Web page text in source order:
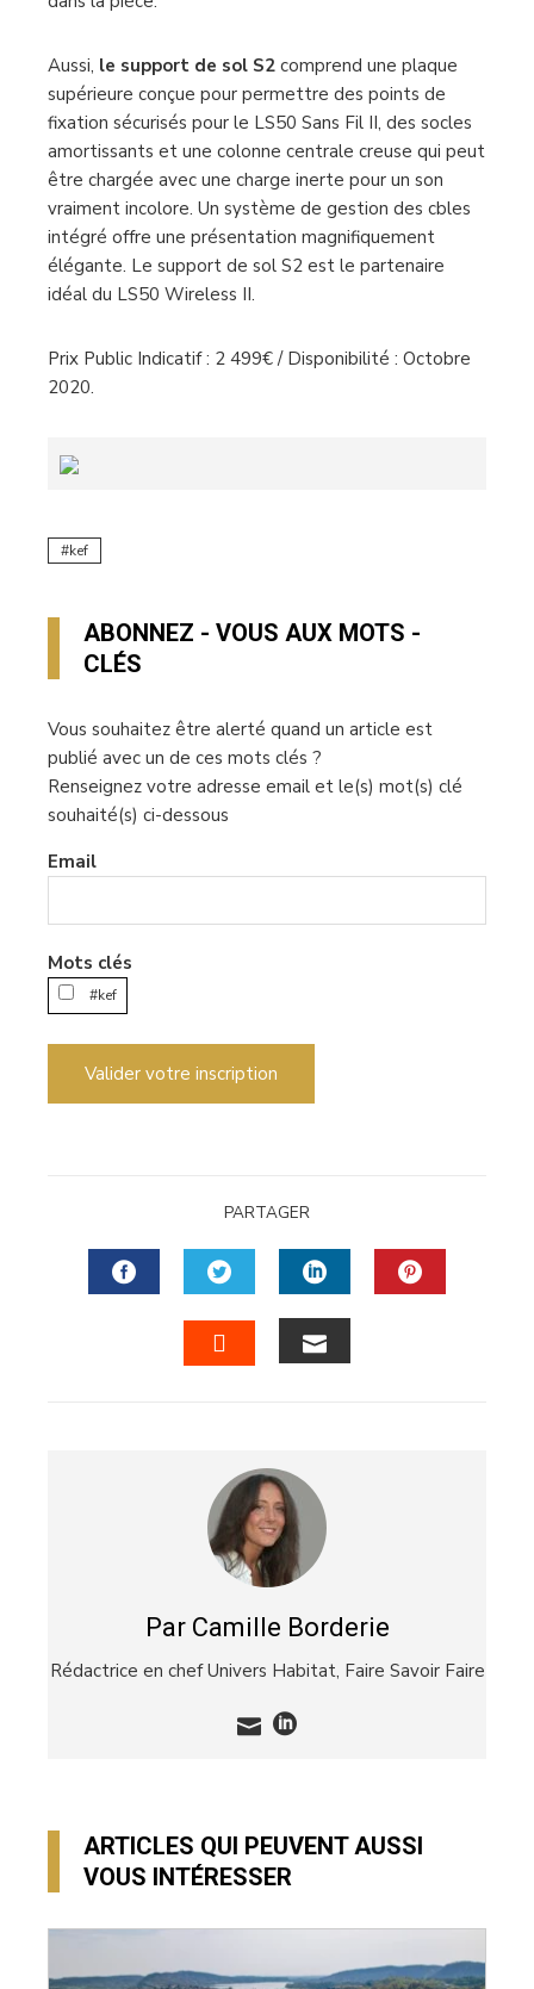
réparti de manière si uniforme dans l’espace que le
dans la pièce.
Aussi,le support de sol S2 comprend une plaque
supérieure conçue pour permettre des points de
fixation sécurisés pour le LS50 Sans Fil II, des socles
amortissants et une colonne centrale creuse qui peut
être chargée avec une charge inerte pour un son
vraiment incolore. Un système de gestion des cbles
intégré offre une présentation magnifiquement
idéal du LS50 Wireless II.
2020.
CLÉS
Vous souhaitez être alerté quand un article est
publié avec un de ces mots clés ?
Renseignez votre adresse email et le(s) mot(s) clé
Email
#kef
PARTAGER
Rédactrice en chef Univers Habitat,